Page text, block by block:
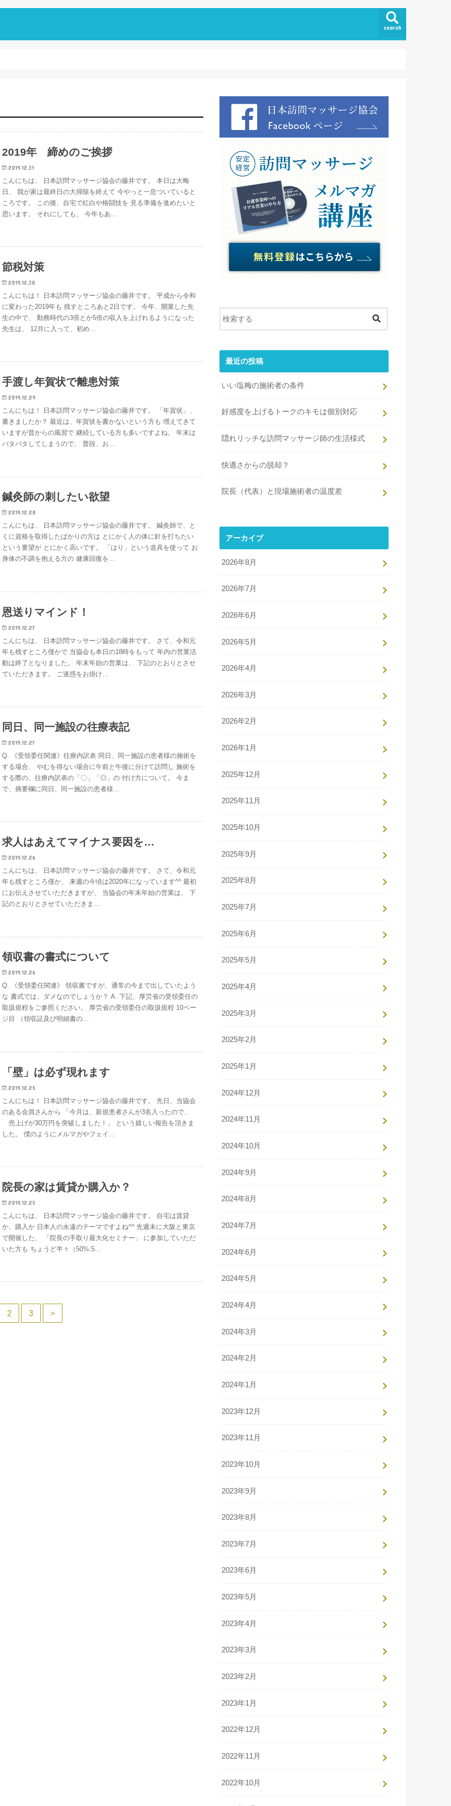
search
2019年 締めのご挨拶
2019.12.31
こんにちは、 日本訪問マッサージ協会の藤井です。 本日は大晦
日、 我が家は最終日の大掃除を終えて 今やっと一息ついていると
ころです。 この後、自宅で紅白や格闘技を 見る準備を進めたいと
思います。 それにしても、 今年もあ…
節税対策
2019.12.30
こんにちは！ 日本訪問マッサージ協会の藤井です。 平成から令和
に変わった2019年も 残すところあと2日です。 今年、開業した先
生の中で、 勤務時代の3倍とか5倍の収入を上げれるようになった
先生は、 12月に入って、初め…
手渡し年賀状で離患対策
2019.12.29
こんにちは！ 日本訪問マッサージ協会の藤井です。 「年賀状」、
書きましたか？ 最近は、年賀状を書かないという方も 増えてきて
いますが昔からの風習で 継続している方も多いですよね。 年末は
バタバタしてしまうので、 普段、お…
鍼灸師の刺したい欲望
2019.12.28
こんにちは、 日本訪問マッサージ協会の藤井です。 鍼灸師で、と
くに資格を取得したばかりの方は とにかく人の体に針を打ちたい
という要望が とにかく高いです。 「はり」という道具を使って お
身体の不調を抱える方の 健康回復を…
恩送りマインド！
2019.12.27
こんにちは、 日本訪問マッサージ協会の藤井です。 さて、令和元
年も残すところ僅かで 当協会も本日の18時をもって 年内の営業活
動は終了となりました。 年末年始の営業は、 下記のとおりとさせ
ていただきます。 ご迷惑をお掛け…
同日、同一施設の往療表記
2019.12.27
Q. 《受領委任関連》往療内訳表 同日、同一施設の患者様の施術を
する場合、 やむを得ない場合に午前と午後に分けて訪問し 施術を
する際の、往療内訳表の「〇」「◎」の 付け方について。 今ま
で、摘要欄に同日、同一施設の患者様…
求人はあえてマイナス要因を…
2019.12.26
こんにちは、 日本訪問マッサージ協会の藤井です。 さて、令和元
年も残すところ僅か、 来週の今頃は2020年になっています^^ 最初
にお伝えさせていただきますが、 当協会の年末年始の営業は、 下
記のとおりとさせていただきま…
領収書の書式について
2019.12.26
Q. 《受領委任関連》 領収書ですが、通常の今まで出していたよう
な 書式では、ダメなのでしょうか？ A. 下記、厚労省の受領委任の
取扱規程をご参照ください。 厚労省の受領委任の取扱規程 10ペー
ジ目 （領収証及び明細書の…
「壁」は必ず現れます
2019.12.25
こんにちは！ 日本訪問マッサージ協会の藤井です。 先日、当協会
のある会員さんから 「今月は、新規患者さんが3名入ったので、
売上げが30万円を突破しました！」 という嬉しい報告を頂きま
した。 僕のようにメルマガやフェイ…
院長の家は賃貸か購入か？
2019.12.25
こんにちは、 日本訪問マッサージ協会の藤井です。 自宅は賃貸
か、購入か 日本人の永遠のテーマですよね^^ 先週末に大阪と東京
で開催した、 「院長の手取り最大化セミナー」 に参加していただ
いた方も ちょうど半々（50%:5…
2 3 >
最近の投稿
いい塩梅の施術者の条件
好感度を上げるトークのキモは個別対応
隠れリッチな訪問マッサージ師の生活様式
快適さからの脱却？
院長（代表）と現場施術者の温度差
アーカイブ
2026年8月
2026年7月
2026年6月
2026年5月
2026年4月
2026年3月
2026年2月
2026年1月
2025年12月
2025年11月
2025年10月
2025年9月
2025年8月
2025年7月
2025年6月
2025年5月
2025年4月
2025年3月
2025年2月
2025年1月
2024年12月
2024年11月
2024年10月
2024年9月
2024年8月
2024年7月
2024年6月
2024年5月
2024年4月
2024年3月
2024年2月
2024年1月
2023年12月
2023年11月
2023年10月
2023年9月
2023年8月
2023年7月
2023年6月
2023年5月
2023年4月
2023年3月
2023年2月
2023年1月
2022年12月
2022年11月
2022年10月